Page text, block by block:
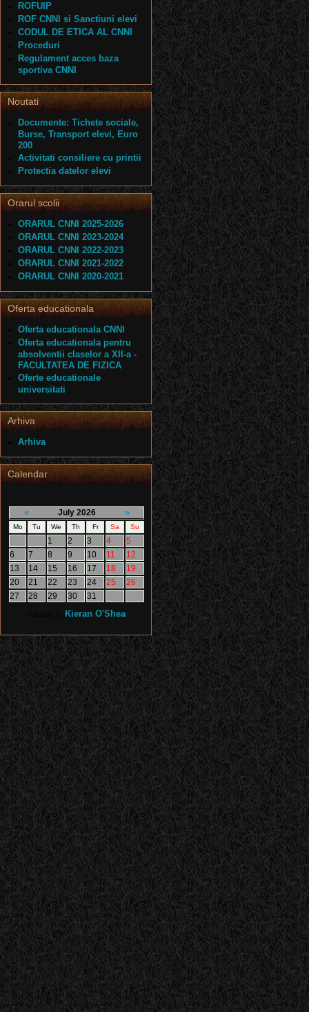
ROFUIP
ROF CNNI si Sanctiuni elevi
CODUL DE ETICA AL CNNI
Proceduri
Regulament acces baza
sportiva CNNI
Noutati
Documente: Tichete sociale,
Burse, Transport elevi, Euro
200
Activitati consiliere cu printii
Protectia datelor elevi
Orarul scolii
ORARUL CNNI 2025-2026
ORARUL CNNI 2023-2024
ORARUL CNNI 2022-2023
ORARUL CNNI 2021-2022
ORARUL CNNI 2020-2021
Oferta educationala
Oferta educationala CNNI
Oferta educationala pentru
absolventii claselor a XII-a -
FACULTATEA DE FIZICA
Oferte educationale
universitati
Arhiva
Arhiva
Calendar
« July 2026 »
Mo Tu We Th Fr Sa Su
1 2 3 4
5
6
7 8 9 10 11
12
13
14 15 16 17 18
19
20
21 22 23 24 25
26
27
28 29 30 31
Kieran O'Shea